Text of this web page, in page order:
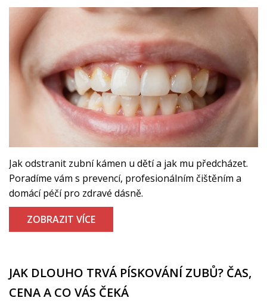
Jak odstranit zubní kámen u dětí a jak mu předcházet.
Poradíme vám s prevencí, profesionálním čištěním a
domácí péčí pro zdravé dásně.
ZOBRAZIT VÍCE
JAK DLOUHO TRVÁ PÍSKOVÁNÍ ZUBŮ? ČAS,
CENA A CO VÁS ČEKÁ